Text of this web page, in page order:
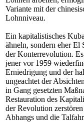
Variante mit der
Lohnniveau.
Ein kapitalistisches
ähneln, sondern eher El
der Konterrevolution.
jener vor 1959
Erniedrigung und der
ungeachtet der
in Gang gesetzten
Restauration des
der Revolution
Abhangs und die